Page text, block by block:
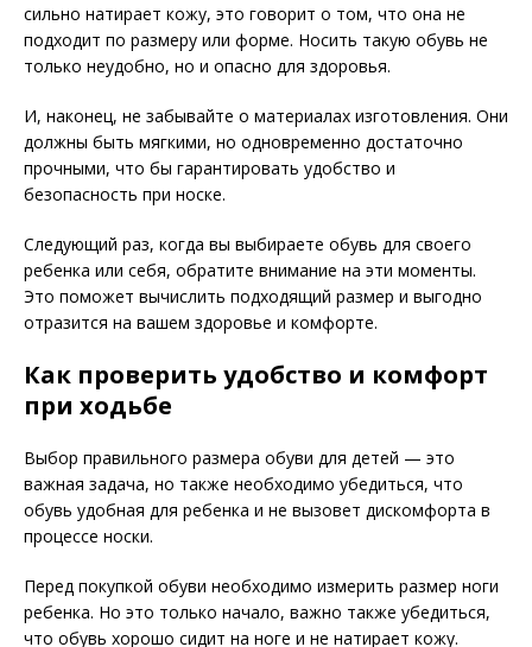
сильно натирает кожу, это говорит о том, что она не
подходит по размеру или форме. Носить такую обувь не
только неудобно, но и опасно для здоровья.
И, наконец, не забывайте о материалах изготовления. Они
должны быть мягкими, но одновременно достаточно
прочными, что бы гарантировать удобство и
безопасность при носке.
Следующий раз, когда вы выбираете обувь для своего
ребенка или себя, обратите внимание на эти моменты.
Это поможет вычислить подходящий размер и выгодно
отразится на вашем здоровье и комфорте.
Как проверить удобство и комфорт
при ходьбе
Выбор правильного размера обуви для детей — это
важная задача, но также необходимо убедиться, что
обувь удобная для ребенка и не вызовет дискомфорта в
процессе носки.
Перед покупкой обуви необходимо измерить размер ноги
ребенка. Но это только начало, важно также убедиться,
что обувь хорошо сидит на ноге и не натирает кожу.